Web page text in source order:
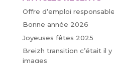
Offre d’emploi
Bonne année 2026
Joyeuses fêtes 2025
Breizh transition c’était il
images